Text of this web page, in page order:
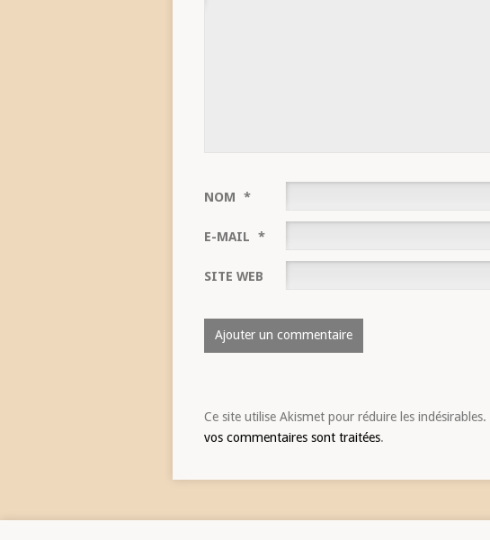
NOM *
E-MAIL *
SITE WEB
Ce site utilise Akismet pour réduire les indésirables.
vos commentaires sont traitées.